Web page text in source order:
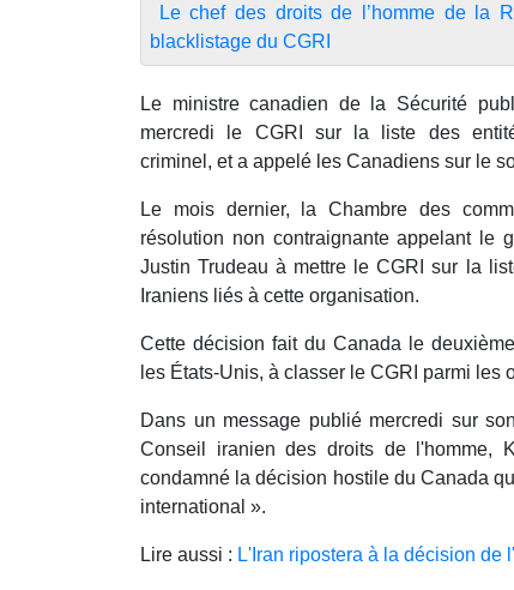
Le chef des droits de l’homme de la
blacklistage du CGRI
Le ministre canadien de la Sécurité
mercredi le CGRI sur la liste des
criminel, et a appelé les Canadiens sur le
Le mois dernier, la Chambre des
résolution non contraignante appelant le
Justin Trudeau à mettre le CGRI sur la
Iraniens liés à cette organisation.
Cette décision fait du Canada le
les États-Unis, à classer le CGRI parmi les
Dans un message publié mercredi sur
Conseil iranien des droits de l'homme,
condamné la décision hostile du Canada
international ».
Lire aussi : L'Iran ripostera à la décision de